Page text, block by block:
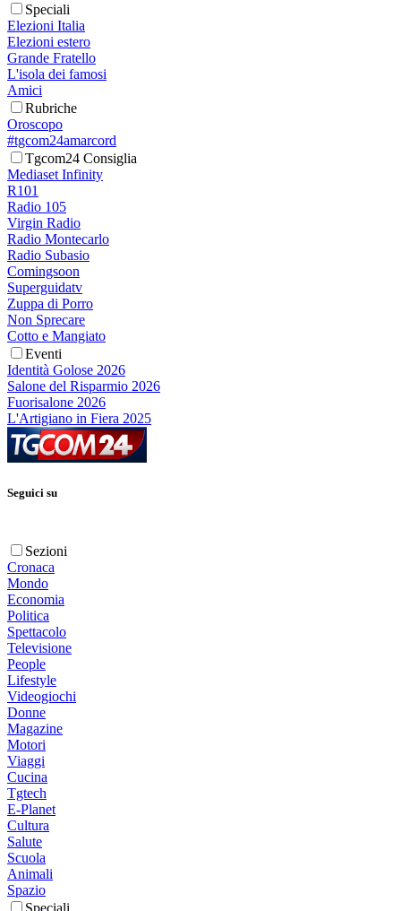
Speciali
Elezioni Italia
Elezioni estero
Grande Fratello
L'isola dei famosi
Amici
Rubriche
Oroscopo
#tgcom24amarcord
Tgcom24 Consiglia
Mediaset Infinity
R101
Radio 105
Virgin Radio
Radio Montecarlo
Radio Subasio
Comingsoon
Superguidatv
Zuppa di Porro
Non Sprecare
Cotto e Mangiato
Eventi
Identità Golose 2026
Salone del Risparmio 2026
Fuorisalone 2026
L'Artigiano in Fiera 2025
Seguici su
Sezioni
Cronaca
Mondo
Economia
Politica
Spettacolo
Televisione
People
Lifestyle
Videogiochi
Donne
Magazine
Motori
Viaggi
Cucina
Tgtech
E-Planet
Cultura
Salute
Scuola
Animali
Spazio
Speciali